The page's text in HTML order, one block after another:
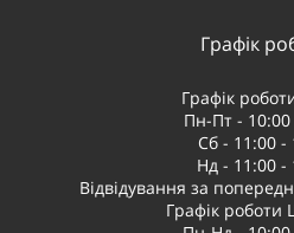
Графік
Графік
Пн-Пт - 10:00
Сб - 11:00 -
Нд - 11:00 -
Відвідування за
Графік роботи